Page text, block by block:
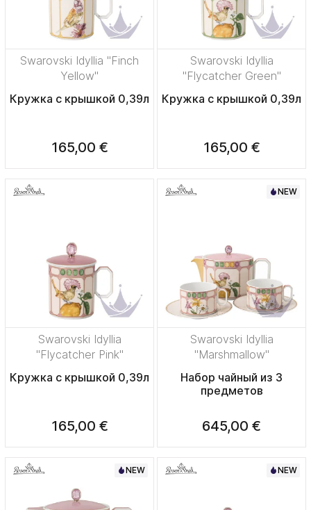
Swarovski Idyllia "Finch
Yellow"
Кружка с крышкой 0,39л
165,00 €
Swarovski Idyllia
"Flycatcher Green"
Кружка с крышкой 0,39л
165,00 €
Swarovski Idyllia
"Flycatcher Pink"
Кружка с крышкой 0,39л
165,00 €
NEW
Swarovski Idyllia
"Marshmallow"
Набор чайный из 3
предметов
645,00 €
NEW NEW